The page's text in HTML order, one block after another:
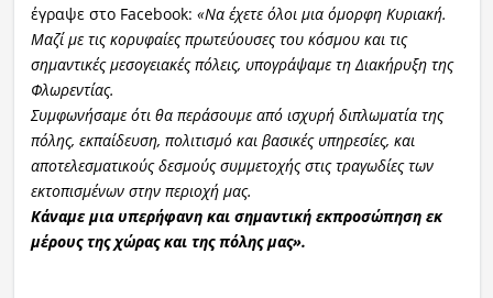
έγραψε στο Facebook: «Να έχετε όλοι μια όμορφη Κυριακή.
Μαζί με τις κορυφαίες πρωτεύουσες του κόσμου και τις
σημαντικές μεσογειακές πόλεις, υπογράψαμε τη Διακήρυξη της
Φλωρεντίας.
Συμφωνήσαμε ότι θα περάσουμε από ισχυρή διπλωματία της
πόλης, εκπαίδευση, πολιτισμό και βασικές υπηρεσίες, και
αποτελεσματικούς δεσμούς συμμετοχής στις τραγωδίες των
εκτοπισμένων στην περιοχή μας.
Κάναμε μια υπερήφανη και σημαντική εκπροσώπηση εκ
μέρους της χώρας και της πόλης μας».